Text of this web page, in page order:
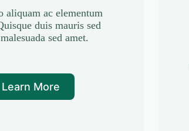
aliquam ac elementum
duis mauris sed
sed amet.
Learn More